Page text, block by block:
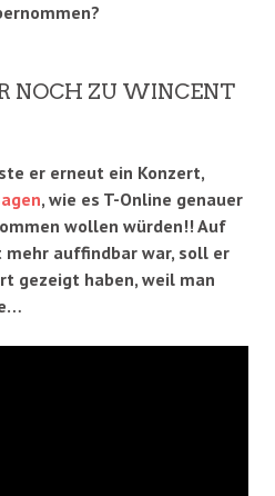
NOCH ZU WINCENT
er erneut ein Konzert,
, wie es T-Online genauer
wollen würden!! Auf
mehr auffindbar war, soll er
gezeigt haben, weil man